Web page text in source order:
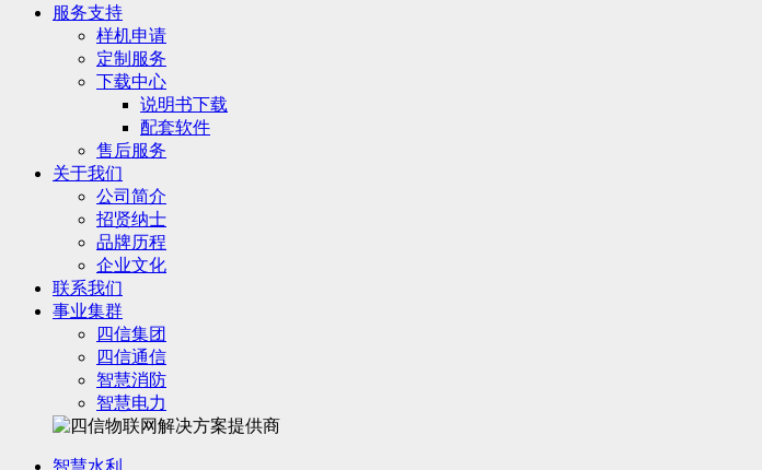
服务支持
样机申请
定制服务
下载中心
说明书下载
配套软件
售后服务
关于我们
公司简介
招贤纳士
品牌历程
企业文化
联系我们
事业集群
四信集团
四信通信
智慧消防
智慧电力
智慧水利